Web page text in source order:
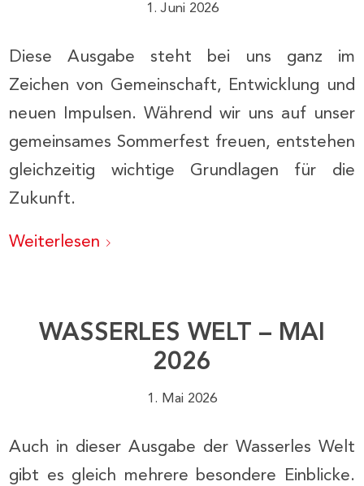
1. Juni 2026
Diese Ausgabe steht bei uns ganz im
Zeichen von Gemeinschaft, Entwicklung und
neuen Impulsen. Während wir uns auf unser
gemeinsames Sommerfest freuen, entstehen
gleichzeitig wichtige Grundlagen für die
Zukunft.
Weiterlesen
WASSERLES WELT – MAI
2026
1. Mai 2026
Auch in dieser Ausgabe der Wasserles Welt
gibt es gleich mehrere besondere Einblicke.